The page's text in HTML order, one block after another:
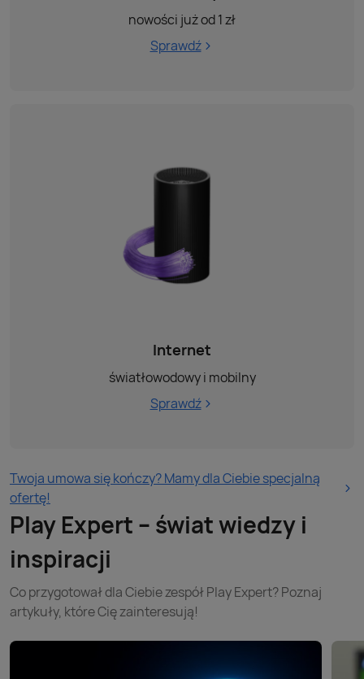
nowości już od 1 zł
Sprawdź
Internet
światłowodowy i mobilny
Sprawdź
Twoja umowa się kończy? Mamy dla Ciebie specjalną
ofertę!
Play Expert – świat wiedzy i
inspiracji
Co przygotował dla Ciebie zespół Play Expert? Poznaj
artykuły, które Cię zainteresują!